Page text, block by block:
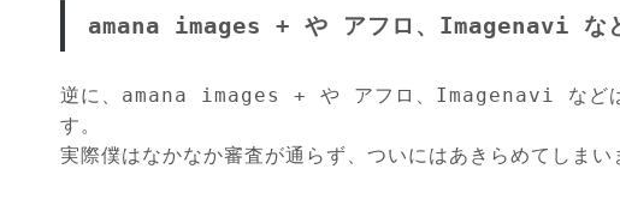
amana images + や アフロ、Imagenavi な
逆に、amana images + や アフロ、Imagenavi などは
す。
実際僕はなかなか審査が通らず、ついにはあきらめてしまい